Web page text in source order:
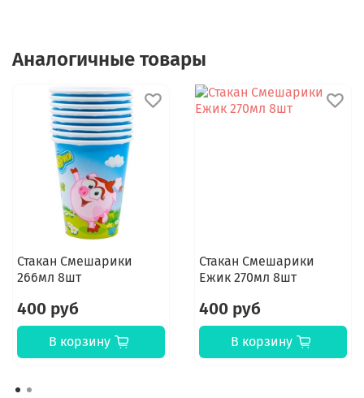
Аналогичные товары
Стакан Смешарики
266мл 8шт
400 руб
В корзину
Стакан Смешарики
Ежик 270мл 8шт
400 руб
В корзину